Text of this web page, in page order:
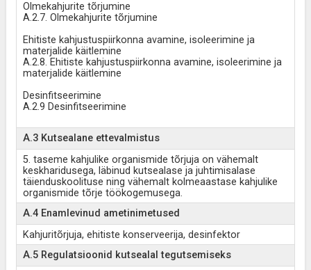
Olmekahjurite tõrjumine
A.2.7. Olmekahjurite tõrjumine
Ehitiste kahjustuspiirkonna avamine, isoleerimine ja
materjalide käitlemine
A.2.8. Ehitiste kahjustuspiirkonna avamine, isoleerimine ja
materjalide käitlemine
Desinfitseerimine
A.2.9 Desinfitseerimine
A.3 Kutsealane ettevalmistus
5. taseme kahjulike organismide tõrjuja on vähemalt
keskharidusega, läbinud kutsealase ja juhtimisalase
täienduskoolituse ning vähemalt kolmeaastase kahjulike
organismide tõrje töökogemusega.
A.4 Enamlevinud ametinimetused
Kahjuritõrjuja, ehitiste konserveerija, desinfektor
A.5 Regulatsioonid kutsealal tegutsemiseks